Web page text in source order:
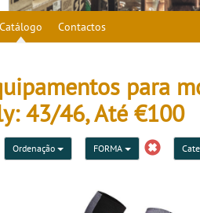
Catálogo Contactos
para
43/46, Até €100
Ordenação FORMA